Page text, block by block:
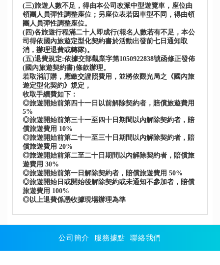
(三)旅遊人數不足，得由本公司改派中型遊覽車，座位由
領團人員彈性調整座位；另座位表若因車型不同，得由領
團人員彈性調整座位。
(四)各旅遊行程滿二十人即成行(報名人數若有不足，本公
司得依國內旅遊定型化契約書於活動出發前七日通知取
消，辦理退費或轉隊)。
(五)退費規定:依據交部觀業字第1050922838號函修正發佈
(國內旅遊契約書)條款辦理。
若取消訂購，應繳交證照費用，並將依觀光局之《國內旅
遊定型化契約》規定，
收取手續費如下：
◎旅遊開始前第四十一日以前解除契約者，賠償旅遊費用
5%
◎旅遊開始前第三十一至四十日期間以內解除契約者，賠
償旅遊費用 10%
◎旅遊開始前第二十一至三十日期間以內解除契約者，賠
償旅遊費用 20%
◎旅遊開始前第二至二十日期間以內解除契約者，賠償旅
遊費用 30%
◎旅遊開始前第一日解除契約者，賠償旅遊費用 50%
◎旅遊開始日或開始後解除契約或未通知不參加者，賠償
旅遊費用 100%
◎以上退費係憑收據現場辦理為準
公司簡介 服務據點 聯絡我們